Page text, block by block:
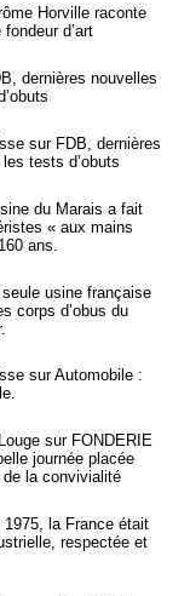
Horville raconte
d’art
dernières nouvelles
sur FDB, dernières
tests d’obuts
du Marais a fait
« aux mains
ans.
seule usine française
corps d’obus du
surAutomobile :
sur FONDERIE
journée placée
la convivialité
1975, la France était
respectée et